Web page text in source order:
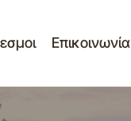
Επικοινωνία
Δημοτικής